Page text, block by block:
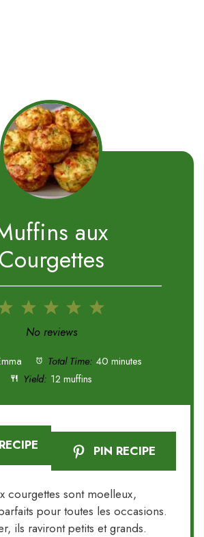
aux
Courgettes
5
4
3
Stars
2
Stars
1
Star
No reviews
Total Time: 40 minutes
Yield: 12 muffins
PIN RECIPE
courgettes sont moelleux,
pour toutes les occasions.
ils raviront petits et grands.